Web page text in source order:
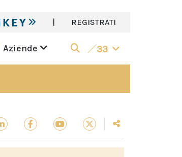
| REGISTRATI
Aziende 33